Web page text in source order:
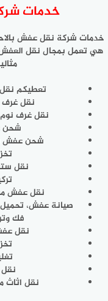
خدمات
خدمات شركة نقل عفش
تعطيكم
نقل غرف
نقل غرف نوم
شحن
شحن عفش
نقل
نقل عفش
صيانة عفش،
فك
نقل
نقل
نقل اثاث